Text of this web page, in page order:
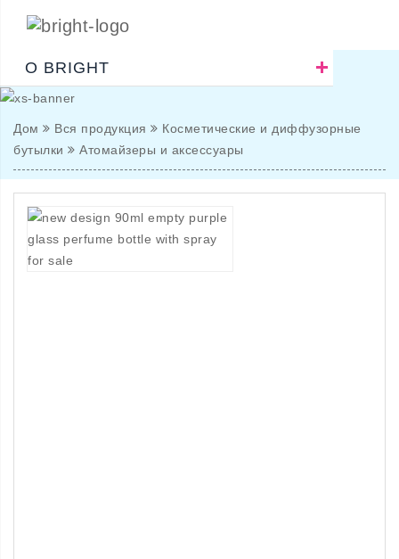
О BRIGHT
Дом Вся продукция
Косметические и диффузорные
бутылки
Атомайзеры и аксессуары